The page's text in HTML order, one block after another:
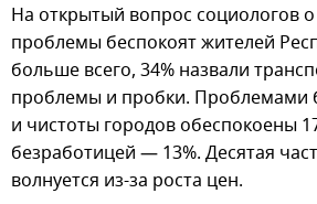
На открытый вопрос социологов
проблемы беспокоят жителей
больше всего, 34% назвали
проблемы и пробки. Проблемами
и чистоты городов обеспокоены
безработицей — 13%. Десятая
волнуется из-за роста цен.